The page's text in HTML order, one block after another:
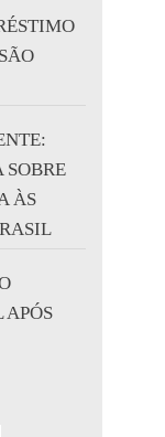
ÀS
APÓS